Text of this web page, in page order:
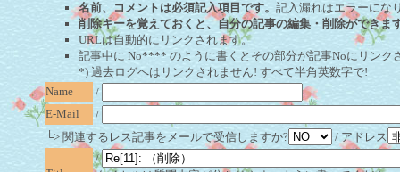
名前、コメントは必須記入項目です。 記入漏れはエラーにな
削除キーを覚えておくと、自分の記事の編集・削除ができま
URLは自動的にリンクされます。
記事中に No**** のように書くとその部分が記事Noにリン
*) 過去ログへはリンクされません! すべて半角英数字で!
Name
/
E-Mail
/
└> 関連するレス記事をメールで受信しますか?
/ アドレス
/